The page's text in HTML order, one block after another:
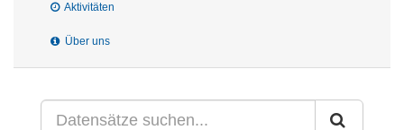
Aktivitäten
Über uns